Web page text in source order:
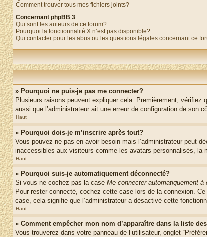
Comment trouver tous mes fichiers joints?
Concernant phpBB 3
Qui sont les auteurs de ce forum?
Pourquoi la fonctionnalité X n’est pas disponible?
Qui contacter pour les abus ou les questions légales concernant ce
» Pourquoi ne puis-je pas me connecter?
Plusieurs raisons peuvent expliquer cela. Premièrement, vérifiez
aussi que l’administrateur ait une erreur de configuration de son
Haut
» Pourquoi dois-je m’inscrire après tout?
Vous pouvez ne pas en avoir besoin mais l’administrateur peut
inaccessibles aux visiteurs comme les avatars personnalisés, la
Haut
» Pourquoi suis-je automatiquement déconnecté?
Si vous ne cochez pas la case Me connecter automatiquement à
Pour rester connecté, cochez cette case lors de la connexion.
case, cela signifie que l’administrateur a désactivé cette
Haut
» Comment empêcher mon nom d’apparaître dans la liste
Vous trouverez dans votre panneau de l’utilisateur, onglet